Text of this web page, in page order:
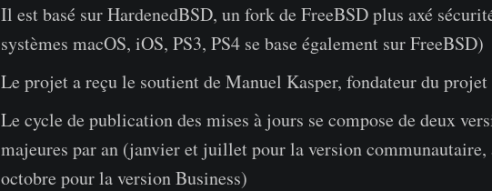
Il est basé sur HardenedBSD, un fork de FreeBSD plus axé
systèmes macOS, iOS, PS3, PS4 se base également sur FreeBSD)
Le projet a reçu le soutient de Manuel Kasper, fondateur du
Le cycle de publication des mises à jours se compose de deux
majeures par an (janvier et juillet pour la version
octobre pour la version Business)